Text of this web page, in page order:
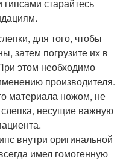
старайтесь
для того, чтобы
затем погрузите их в
этом необходимо
производителя.
материала ножом, не
слепка, несущие важную
внутри оригинальной
имел гомогенную